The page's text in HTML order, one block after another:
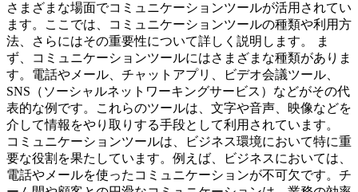
さまざまな場面でコミュニケーションツールが活用されてい
ます。ここでは、コミュニケーションツールの種類や利用方
法、さらにはその重要性について詳しく説明します。 ま
ず、コミュニケーションツールにはさまざまな種類がありま
す。電話やメール、チャットアプリ、ビデオ会議ツール、
SNS（ソーシャルネットワーキングサービス）などがその代
表的な例です。これらのツールは、文字や音声、映像などを
介して情報をやり取りする手段として利用されています。
コミュニケーションツールは、ビジネス環境において特に重
要な役割を果たしています。例えば、ビジネスにおいては、
電話やメールを使ったコミュニケーションが不可欠です。チ